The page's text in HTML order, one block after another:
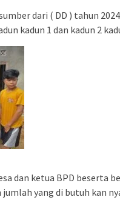
dari ( DD ) tahun
kadun 1 dan kadun 2
dan ketua BPD beserta
yang di butuh kan